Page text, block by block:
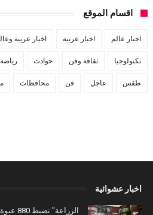
اقسام الموقع
اخبار عالم اخبار عربية اخبار عربية
تكنولوجيا ثقافة وفن حوادث رياضة
طقس عاجل فن محافظات
اخبار عشوائية